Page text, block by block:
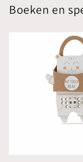
Boeken en